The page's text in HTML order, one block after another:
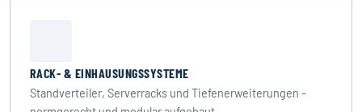
RACK- & EINHAUSUNGSSYSTEME
Standverteiler, Serverracks und Tiefenerweiterungen –